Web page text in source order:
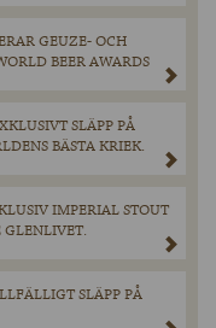
GEUZE- OCH
BEER AWARDS
SLÄPP PÅ
BÄSTA KRIEK.
IMPERIAL STOUT
SLÄPP PÅ